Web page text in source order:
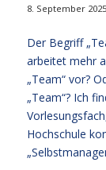
8. September 2025
Der Begriff
arbeitet mehr
„Team“ vor?
„Team“? Ich
Hochschule